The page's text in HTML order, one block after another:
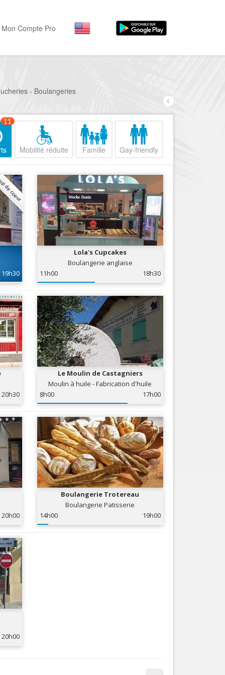
Séjourner
Musées, ...
Sortir
Commerces
Mode, ...
Loisirs
Plages, sports, ...
Services
Tourisme, ...
Nice Promenade du
Nice le Port
Nice le Vieux Nice
Nice le petit Marais Niçois
Nice la plaine du Var
Nice le Carré d’Or
Mon Compte Pro
- Boulangeries
11
Mobilité réduite Famille Gay-friendly
coeur
19h30
Lola's Cupcakes
Boulangerie anglaise
11h00
18h30
20h30
Le Moulin de Castagniers
Moulin à huile - Fabrication d'huile
8h00 17h00
20h00
Boulangerie Trotereau
Boulangerie Patisserie
14h00
19h00
20h00